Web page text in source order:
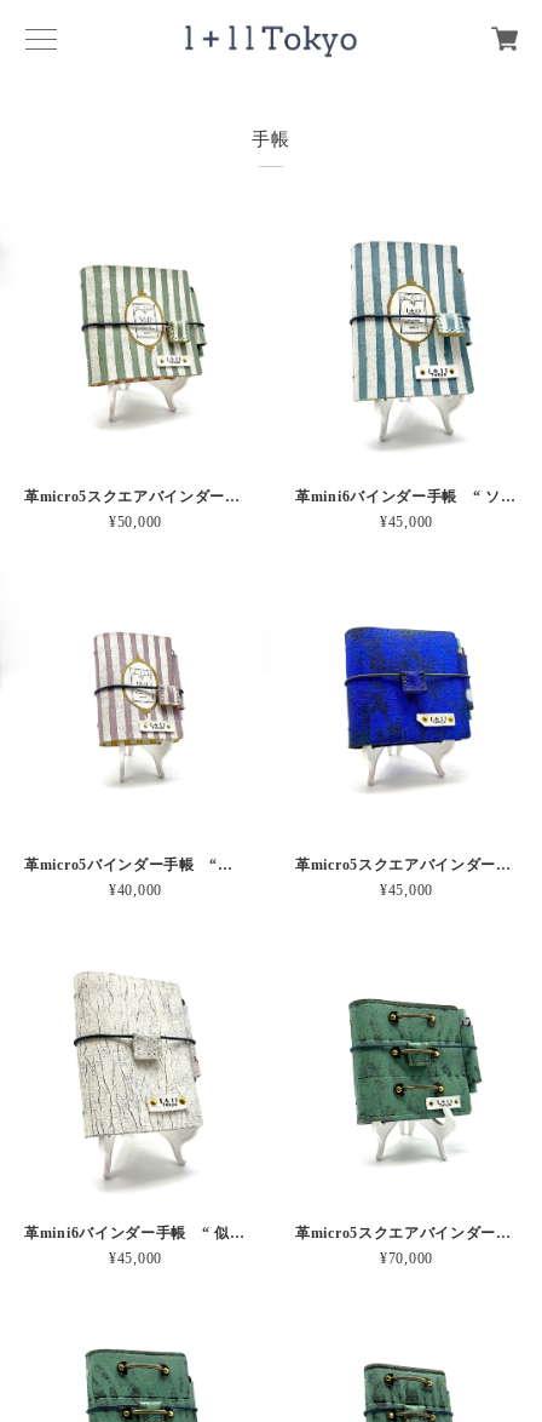
手帳
革micro5スクエアバインダー手帳 “ メロン・イチゴシェイク 昼下がりのお茶会” 本革
¥50,000
革mini6バインダー手帳 “ ソーダ・セサミシェイク 昼下がりのお茶会” 本革
¥45,000
革micro5バインダー手帳 “ブルーベリー・レモンシェイク 昼下がりのお茶会” 本革
¥40,000
革micro5スクエアバインダー手帳 “ 漠然とした青の不安” 本革
¥45,000
革mini6バインダー手帳 “ 似て非なるものの不安” 本革
¥45,000
革micro5スクエアバインダー手帳 “ したたる引き出しにそっとしまう” 本革
¥70,000